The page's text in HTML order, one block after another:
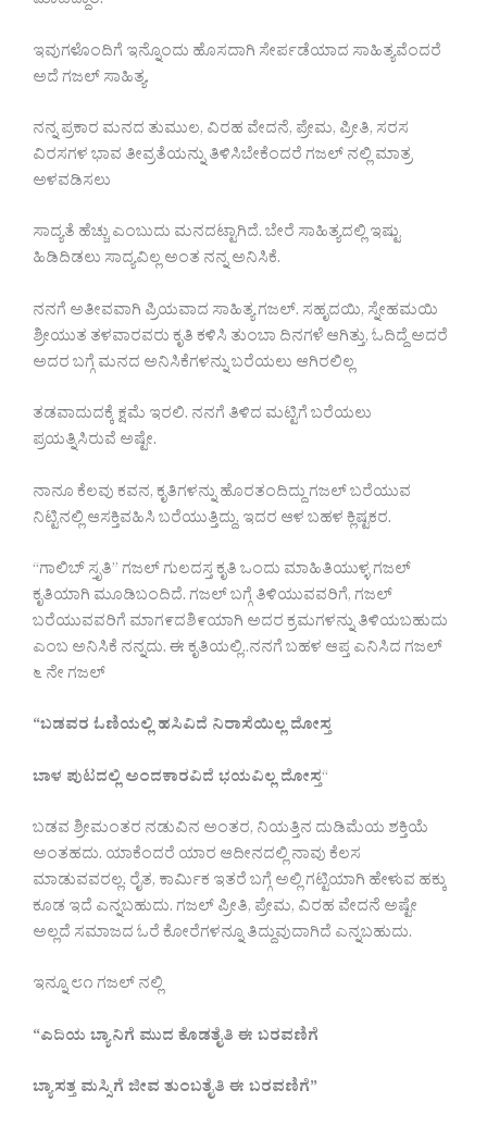
ಇವುಗಳೊಂದಿಗೆ ಇನ್ನೊಂದು ಹೊಸದಾಗಿ ಸೇರ್ಪಡೆಯಾದ ಸಾಹಿತ್ಯವೆಂದರೆ
ಅದೆ ಗಜಲ್ ಸಾಹಿತ್ಯ.
ನನ್ನ ಪ್ರಕಾರ ಮನದ ತುಮುಲ, ವಿರಹ ವೇದನೆ, ಪ್ರೇಮ, ಪ್ರೀತಿ, ಸರಸ
ವಿರಸಗಳ ಭಾವ ತೀವ್ರತೆಯನ್ನು ತಿಳಿಸಿಬೇಕೆಂದರೆ ಗಜಲ್ ನಲ್ಲಿ ಮಾತ್ರ
ಅಳವಡಿಸಲು
ಸಾದ್ಯತೆ ಹೆಚ್ಚು ಎಂಬುದು ಮನದಟ್ಟಾಗಿದೆ. ಬೇರೆ ಸಾಹಿತ್ಯದಲ್ಲಿ ಇಷ್ಟು
ಹಿಡಿದಿಡಲು ಸಾದ್ಯವಿಲ್ಲ ಅಂತ ನನ್ನ ಅನಿಸಿಕೆ.
ನನಗೆ ಅತೀವವಾಗಿ ಪ್ರಿಯವಾದ ಸಾಹಿತ್ಯ ಗಜಲ್. ಸಹೃದಯಿ, ಸ್ನೇಹಮಯಿ
ಶ್ರೀಯುತ ತಳವಾರವರು ಕೃತಿ ಕಳಿಸಿ ತುಂಬಾ ದಿನಗಳೆ ಆಗಿತ್ತು, ಓದಿದ್ದೆ ಅದರೆ
ಅದರ ಬಗ್ಗೆ ಮನದ ಅನಿಸಿಕೆಗಳನ್ನು ಬರೆಯಲು ಆಗಿರಲಿಲ್ಲ
ತಡವಾದುದಕ್ಕೆ ಕ್ಷಮೆ ಇರಲಿ. ನನಗೆ ತಿಳಿದ ಮಟ್ಟಿಗೆ ಬರೆಯಲು
ಪ್ರಯತ್ನಿಸಿರುವೆ ಅಷ್ಟೇ.
ನಾನೂ ಕೆಲವು ಕವನ, ಕೃತಿಗಳನ್ನು ಹೊರತಂದಿದ್ದು ಗಜಲ್ ಬರೆಯುವ
ನಿಟ್ಟಿನಲ್ಲಿ ಆಸಕ್ತಿವಹಿಸಿ ಬರೆಯುತ್ತಿದ್ದು, ಇದರ ಆಳ ಬಹಳ ಕ್ಲಿಷ್ಟಕರ.
“ಗಾಲಿಬ್ ಸ್ತೃತಿ” ಗಜಲ್ ಗುಲದಸ್ತ ಕೃತಿ ಒಂದು ಮಾಹಿತಿಯುಳ್ಳ ಗಜಲ್
ಕೃತಿಯಾಗಿ ಮೂಡಿಬಂದಿದೆ. ಗಜಲ್ ಬಗ್ಗೆ ತಿಳಿಯುವವರಿಗೆ, ಗಜಲ್
ಬರೆಯುವವರಿಗೆ ಮಾಗ೯ದಶಿ೯ಯಾಗಿ ಅದರ ಕ್ರಮಗಳನ್ನು ತಿಳಿಯಬಹುದು
ಎಂಬ ಅನಿಸಿಕೆ ನನ್ನದು. ಈ ಕೃತಿಯಲ್ಲಿ..ನನಗೆ ಬಹಳ ಆಪ್ತ ಎನಿಸಿದ ಗಜಲ್
೬ ನೇ ಗಜಲ್
“ಬಡವರ ಓಣಿಯಲ್ಲಿ ಹಸಿವಿದೆ ನಿರಾಸೆಯಿಲ್ಲ ದೋಸ್ತ
ಬಾಳ ಪುಟದಲ್ಲಿ ಅಂದಕಾರವಿದೆ ಭಯವಿಲ್ಲ ದೋಸ್ತ“
ಬಡವ ಶ್ರೀಮಂತರ ನಡುವಿನ ಅಂತರ, ನಿಯತ್ತಿನ ದುಡಿಮೆಯ ಶಕ್ತಿಯೆ
ಅಂತಹದು. ಯಾಕೆಂದರೆ ಯಾರ ಆದೀನದಲ್ಲಿ ನಾವು ಕೆಲಸ
ಮಾಡುವವರಲ್ಲ. ರೈತ, ಕಾರ್ಮಿಕ ಇತರೆ ಬಗ್ಗೆ ಅಲ್ಲಿ ಗಟ್ಟಿಯಾಗಿ ಹೇಳುವ ಹಕ್ಕು
ಕೂಡ ಇದೆ ಎನ್ನಬಹುದು. ಗಜಲ್ ಪ್ರೀತಿ, ಪ್ರೇಮ, ವಿರಹ ವೇದನೆ ಅಷ್ಟೇ
ಅಲ್ಲದೆ ಸಮಾಜದ ಓರೆ ಕೋರೆಗಳನ್ನೂ ತಿದ್ದುವುದಾಗಿದೆ ಎನ್ನಬಹುದು.
ಇನ್ನೂ ೮೧ ಗಜಲ್ ನಲ್ಲಿ
“ಎದಿಯ ಬ್ಯಾನಿಗೆ ಮುದ ಕೊಡತೈತಿ ಈ ಬರವಣಿಗೆ
ಬ್ಯಾಸತ್ತ ಮಸ್ಸಿಗೆ ಜೀವ ತುಂಬತೈತಿ ಈ ಬರವಣಿಗೆ”